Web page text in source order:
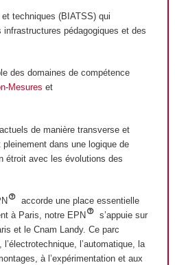
et techniques (BIATSS) qui
pédagogiques et des
des domaines de compétence
Mesures et
de manière transverse et
pleinement dans une logique de
étroit avec les évolutions des
accorde une place essentielle
à Paris, notre EPN
s’appuie sur
et le Cnam Landy. Ce parc
l’automatique, la
à l’expérimentation et aux